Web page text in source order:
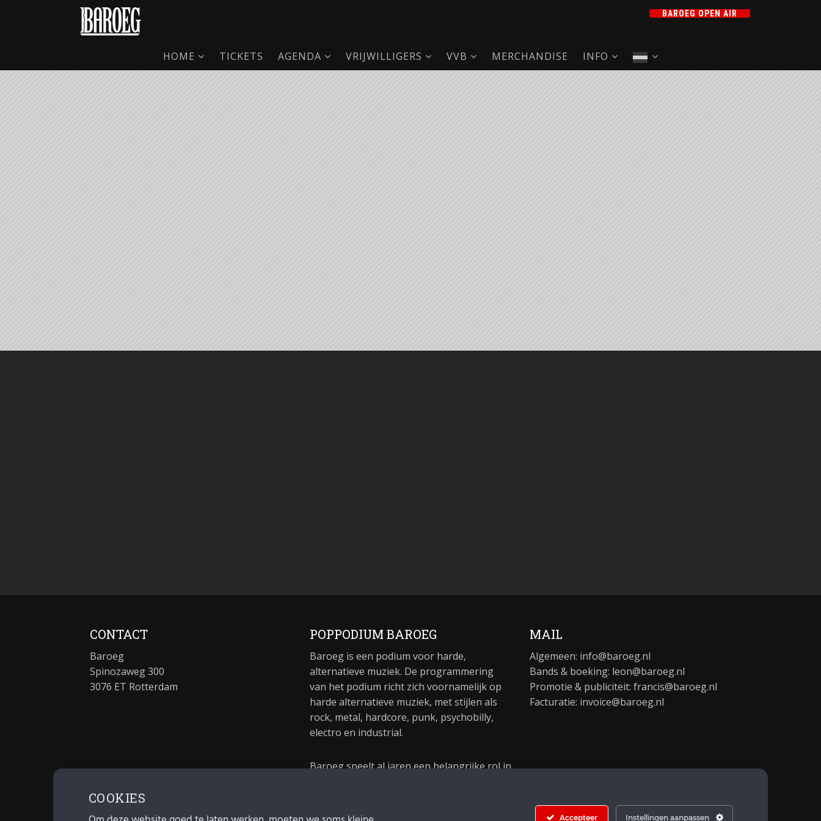
BAROEG OPEN AIR
HOME TICKETS AGENDA VRIJWILLIGERS VVB MERCHANDISE INFO
CONTACT
Baroeg
Spinozaweg 300
3076 ET Rotterdam
POPPODIUM BAROEG
Baroeg is een podium voor harde,
alternatieve muziek. De programmering
van het podium richt zich voornamelijk op
harde alternatieve muziek, met stijlen als
rock, metal, hardcore, punk, psychobilly,
electro en industrial.
Baroeg speelt al jaren een belangrijke rol in
MAIL
Algemeen: info@baroeg.nl
Bands & boeking: leon@baroeg.nl
Promotie & publiciteit: francis@baroeg.nl
Facturatie: invoice@baroeg.nl
COOKIES
Accepteer Instellingen aanpassen